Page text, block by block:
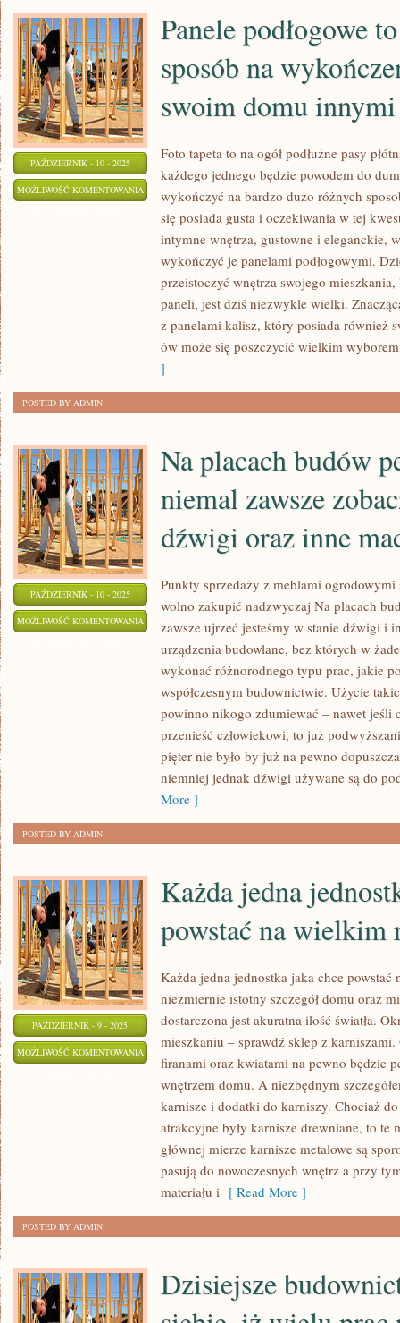
PAŹDZIERNIK - 10 - 2025
MOŻLIWOŚĆ KOMENTOWANIA
PODŁOGOWE
NAJLEPSZY
SPOSÓB
WYKOŃCZENIE
PODŁÓG
SWOIM
DOMU
SŁOWY
Panele podłogowe
sposób na
swoim domu
Foto tapeta to na ogół podłużne pasy
każdego jednego będzie powodem do
wykończyć na bardzo dużo różnych
się posiada gusta i oczekiwania w tej
intymne wnętrza, gustowne i eleganckie,
wykończyć je panelami podłogowymi.
przeistoczyć wnętrza swojego
paneli, jest dziś niezwykle wielki.
z panelami kalisz, który posiada również
ów może się poszczycić wielkim
]
POSTED BY ADMIN
PAŹDZIERNIK - 10 - 2025
MOŻLIWOŚĆ KOMENTOWANIA
KRAJU
NIEMAL
ZAWSZE
ZOBACZYĆ
MOŻEMY
DŹWIGI
ORAZ
MACHINY
Na placach budów
niemal zawsze
dźwigi oraz inne
Punkty sprzedaży z meblami
wolno zakupić nadzwyczaj Na placach
zawsze ujrzeć jesteśmy w stanie dźwigi i
urządzenia budowlane, bez których w
wykonać różnorodnego typu prac, jakie
współczesnym budownictwie. Użycie
powinno nikogo zdumiewać – nawet jeśli
przenieść człowiekowi, to już
pięter nie było by już na pewno
niemniej jednak dźwigi używane są do
More ]
POSTED BY ADMIN
PAŹDZIERNIK - 9 - 2025
MOŻLIWOŚĆ KOMENTOWANIA
JEDNOSTKA
Każda jedna
powstać na wielkim
Każda jedna jednostka jaka chce
niezmiernie istotny szczegół domu oraz
dostarczona jest akuratna ilość światła.
mieszkaniu – sprawdź sklep z
firanami oraz kwiatami na pewno będzie
wnętrzem domu. A niezbędnym
karnisze i dodatki do karniszy. Chociaż do
atrakcyjne były karnisze drewniane, to te
głównej mierze karnisze metalowe są
pasują do nowoczesnych wnętrz a przy
materiału i [ Read More ]
POSTED BY ADMIN
Dzisiejsze